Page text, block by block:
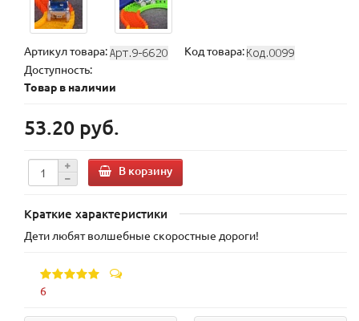
Артикул товара:
Код товара:
Доступность:
Товар в наличии
53.20 руб.
В корзину
Краткие характеристики
Дети любят волшебные скоростные дороги!
6